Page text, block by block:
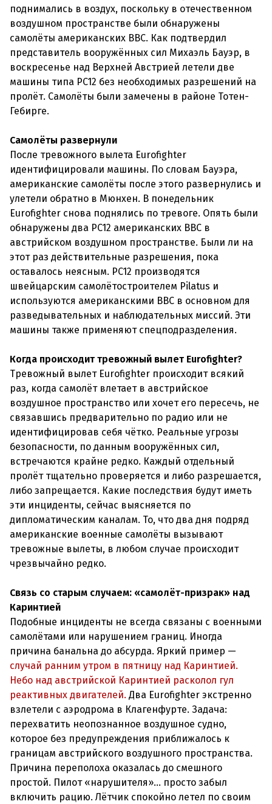
поднимались в воздух, поскольку в отечественном
воздушном пространстве были обнаружены
самолёты американских ВВС. Как подтвердил
представитель вооружённых сил Михаэль Бауэр, в
воскресенье над Верхней Австрией летели две
машины типа PC12 без необходимых разрешений на
пролёт. Самолёты были замечены в районе Тотен-
Гебирге.
Самолёты развернули
После тревожного вылета Eurofighter
идентифицировали машины. По словам Бауэра,
американские самолёты после этого развернулись и
улетели обратно в Мюнхен. В понедельник
Eurofighter снова поднялись по тревоге. Опять были
обнаружены два PC12 американских ВВС в
австрийском воздушном пространстве. Были ли на
этот раз действительные разрешения, пока
оставалось неясным. PC12 производятся
швейцарским самолётостроителем Pilatus и
используются американскими ВВС в основном для
разведывательных и наблюдательных миссий. Эти
машины также применяют спецподразделения.
Когда происходит тревожный вылет Eurofighter?
Тревожный вылет Eurofighter происходит всякий
раз, когда самолёт влетает в австрийское
воздушное пространство или хочет его пересечь, не
связавшись предварительно по радио или не
идентифицировав себя чётко. Реальные угрозы
безопасности, по данным вооружённых сил,
встречаются крайне редко. Каждый отдельный
пролёт тщательно проверяется и либо разрешается,
либо запрещается. Какие последствия будут иметь
эти инциденты, сейчас выясняется по
дипломатическим каналам. То, что два дня подряд
американские военные самолёты вызывают
тревожные вылеты, в любом случае происходит
чрезвычайно редко.
Связь со старым случаем: «самолёт-призрак» над
Каринтией
Подобные инциденты не всегда связаны с военными
самолётами или нарушением границ. Иногда
причина банальна до абсурда. Яркий пример —
случай ранним утром в пятницу над Каринтией.
Небо над австрийской Каринтией расколол гул
реактивных двигателей. Два Eurofighter экстренно
взлетели с аэродрома в Клагенфурте. Задача:
перехватить неопознанное воздушное судно,
которое без предупреждения приближалось к
границам австрийского воздушного пространства.
Причина переполоха оказалась до смешного
простой. Пилот «нарушителя»… просто забыл
включить рацию. Лётчик спокойно летел по своим